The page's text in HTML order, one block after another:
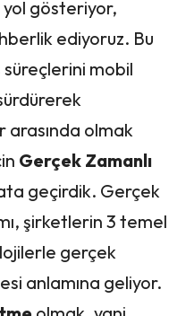
gösteriyor,
ediyoruz. Bu
mobil
arasında olmak
Gerçek Zamanlı
geçirdik. Gerçek
şirketlerin 3 temel
gerçek
anlamına geliyor.